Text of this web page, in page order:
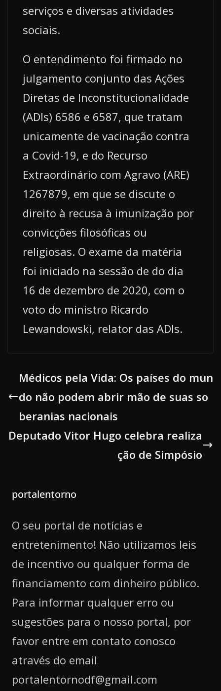
serviços e diversas atividades
sociais.
O entendimento foi firmado no
julgamento conjunto das Ações
Diretas de Inconstitucionalidade
(ADIs) 6586 e 6587, que tratam
unicamente de vacinação contra
a Covid-19, e do Recurso
Extraordinário com Agravo (ARE)
1267879, em que se discute o
direito à recusa à imunização por
convicções filosóficas ou
religiosas. O exame da matéria
foi iniciado na sessão de do dia
16 de dezembro de 2020, com o
voto do ministro Ricardo
Lewandowski, relator das ADIs.
Médicos pela Vida: Os países do mun
do não podem abrir mão de suas so
beranias nacionais
Deputado Vitor Hugo celebra realiza
ção de Simpósio
portalentorno
O seu portal de notícias e
entretenimento! Não utilizamos leis
de incentivo ou qualquer forma de
financiamento com dinheiro público.
Para informar qualquer erro ou
sugestões para o nosso portal, por
favor entre em contato conosco
através do email
portalentornodf@gmail.com